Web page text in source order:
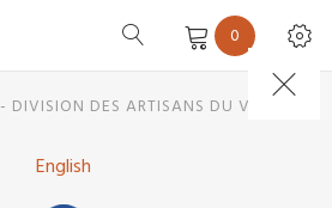
0
- DIVISION DES ARTISANS DU VITRAIL
English